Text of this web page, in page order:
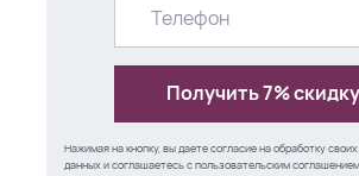
Получить 7%
Нажимая на кнопку, вы даете согласие на обработку
данных и соглашаетесь спользовательским соглашением